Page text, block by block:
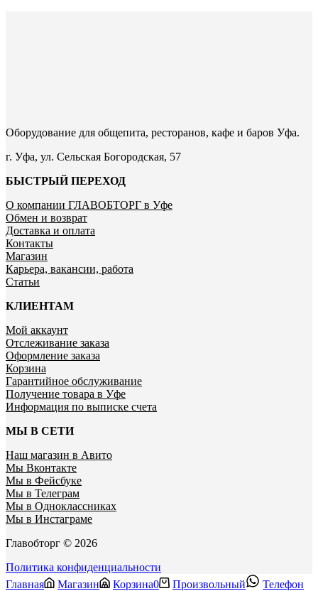
Оборудование для общепита, ресторанов, кафе и баров Уфа.
г. Уфа, ул. Сельская Богородская, 57
БЫСТРЫЙ ПЕРЕХОД
О компании ГЛАВОБТОРГ в Уфе
Обмен и возврат
Доставка и оплата
Контакты
Магазин
Карьера, вакансии, работа
Статьи
КЛИЕНТАМ
Мой аккаунт
Отслеживание заказа
Оформление заказа
Корзина
Гарантийное обслуживание
Получение товара в Уфе
Информация по выписке счета
МЫ В СЕТИ
Наш магазин в Авито
Мы Вконтакте
Мы в Фейсбуке
Мы в Телеграм
Мы в Одноклассниках
Мы в Инстаграме
Главобторг © 2026
Политика конфиденциальности
Главная
Магазин Корзина0 Произвольный Телефон